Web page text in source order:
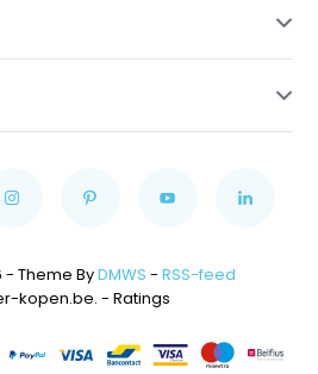
Theme ByDMWS - RSS-feed
kopen.be. - Ratings